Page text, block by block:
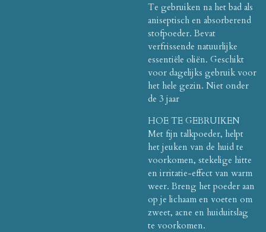
Te gebruiken na het bad als
aniseptisch en absorberend
stofpoeder. Bevat
verfrissende natuurlijke
essentiële oliën. Geschikt
voor dagelijks gebruik voor
het hele gezin. Niet onder
de 3 jaar
HOE TE GEBRUIKEN
Met fijn talkpoeder, helpt
het jeuken van de huid te
voorkomen, stekelige hitte
en irritatie-effect van warm
weer. Breng het poeder aan
op je lichaam en voeten om
zweet, acne en huiduitslag
te voorkomen.